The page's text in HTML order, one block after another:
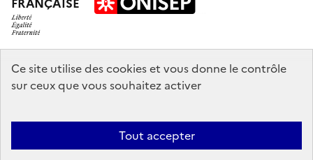
Ce site utilise des cookies et vous donne le contrôle
sur ceux que vous souhaitez activer
Tout accepter
FRANÇAISE
education.gouv.fr
enseignementsup-recherche.gouv.fr